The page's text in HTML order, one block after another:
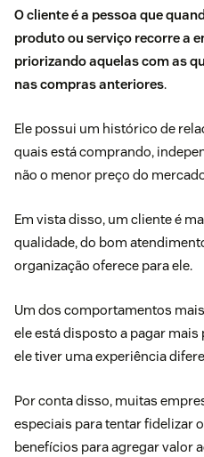
O cliente é a pessoa que
produto ou serviço recorre a
priorizando aquelas com as
nas compras anteriores.
Ele possui um histórico de
quais está comprando,
não o menor preço do
Em vista disso, um cliente é
qualidade, do bom
organização oferece para ele.
Um dos comportamentos
ele está disposto a pagar
ele tiver uma experiência
Por conta disso, muitas
especiais para tentar fidelizar
benefícios para agregar valor